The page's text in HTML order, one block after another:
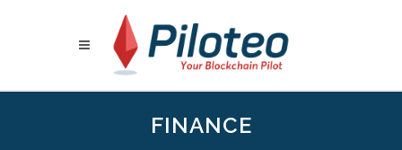
FINANCE